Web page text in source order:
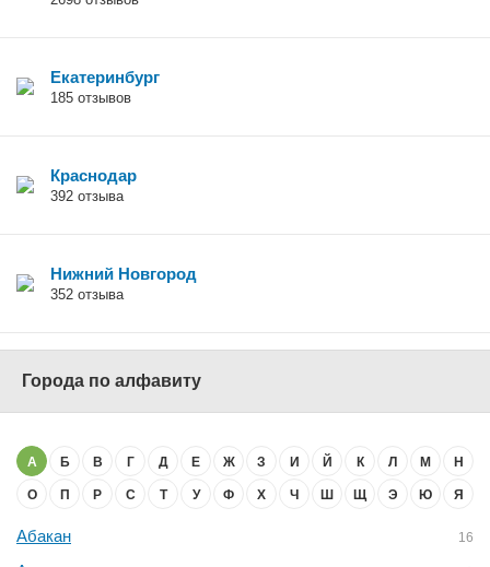
Екатеринбург
185 отзывов
Краснодар
392 отзыва
Нижний Новгород
352 отзыва
Города по алфавиту
А Б В Г Д Е Ж З И Й К Л М Н
О П Р С Т У Ф Х Ч Ш Щ Э Ю Я
Абакан 16